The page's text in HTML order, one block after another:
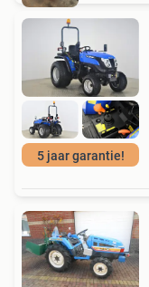
5 jaar garantie!